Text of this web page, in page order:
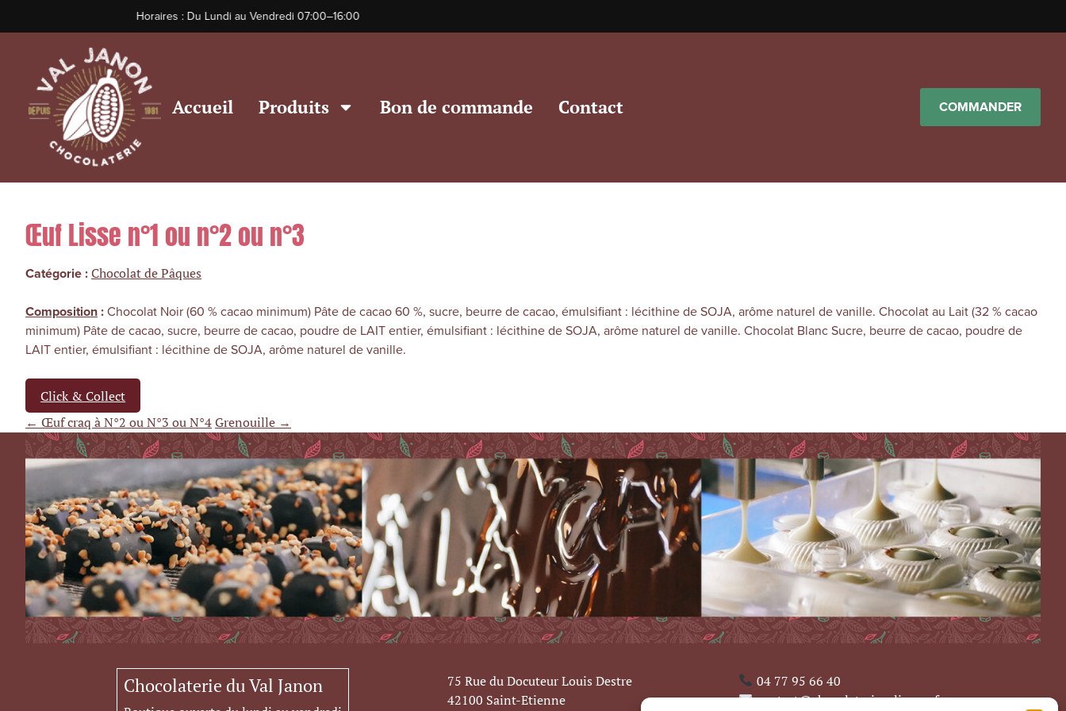
Horaires : Du Lundi au Vendredi 07:00–16:00
Accueil Produits Bon de commande Contact COMMANDER
Œuf Lisse n°1 ou n°2 ou n°3
Catégorie : Chocolat de Pâques
Composition : Chocolat Noir (60 % cacao minimum) Pâte de cacao 60 %, sucre, beurre de cacao, émulsifiant : lécithine de SOJA, arôme naturel de vanille. Chocolat au Lait (32 % cacao
minimum) Pâte de cacao, sucre, beurre de cacao, poudre de LAIT entier, émulsifiant : lécithine de SOJA, arôme naturel de vanille. Chocolat Blanc Sucre, beurre de cacao, poudre de
LAIT entier, émulsifiant : lécithine de SOJA, arôme naturel de vanille.
Click & Collect
← Œuf craq à N°2 ou N°3 ou N°4Grenouille →
Chocolaterie du Val Janon
75 Rue du Docuteur Louis Destre
42100 Saint-Etienne
04 77 95 66 40
contact@chocolaterievaljanon.fr